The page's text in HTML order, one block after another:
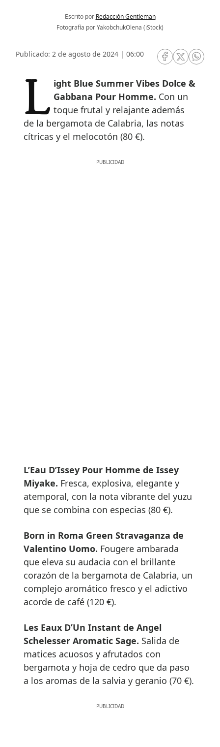
Escrito por Redacción Gentleman
Fotografía por YakobchukOlena (iStock)
Publicado: 2 de agosto de 2024 | 06:00
RRSS Facebook
RRSSRRSS
Light Blue Summer Vibes Dolce & Gabbana Pour Homme. Con un
toque frutal y relajante además
de la bergamota de Calabria, las notas
cítricas y el melocotón (80 €).
L’Eau D’Issey Pour Homme de Issey
Miyake. Fresca, explosiva, elegante y
atemporal, con la nota vibrante del yuzu
que se combina con especias (80 €).
Born in Roma Green Stravaganza de
Valentino Uomo. Fougere ambarada
que eleva su audacia con el brillante
corazón de la bergamota de Calabria, un
complejo aromático fresco y el adictivo
acorde de café (120 €).
Les Eaux D’Un Instant de Angel
Schelesser Aromatic Sage. Salida de
matices acuosos y afrutados con
bergamota y hoja de cedro que da paso
a los aromas de la salvia y geranio (70 €).